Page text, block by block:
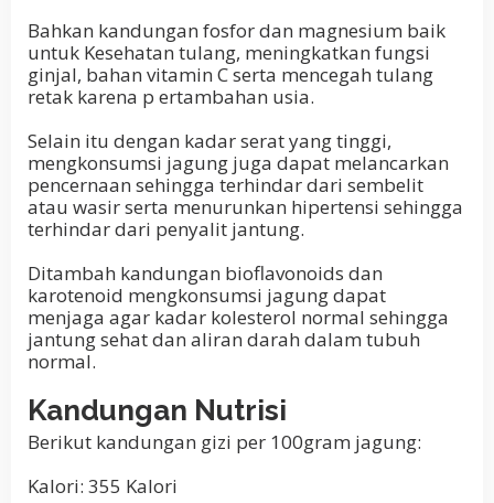
Bahkan kandungan fosfor dan magnesium baik
untuk Kesehatan tulang, meningkatkan fungsi
ginjal, bahan vitamin C serta mencegah tulang
retak karena p ertambahan usia.
Selain itu dengan kadar serat yang tinggi,
mengkonsumsi jagung juga dapat melancarkan
pencernaan sehingga terhindar dari sembelit
atau wasir serta menurunkan hipertensi sehingga
terhindar dari penyalit jantung.
Ditambah kandungan bioflavonoids dan
karotenoid mengkonsumsi jagung dapat
menjaga agar kadar kolesterol normal sehingga
jantung sehat dan aliran darah dalam tubuh
normal.
Kandungan Nutrisi
Berikut kandungan gizi per 100gram jagung:
Kalori: 355 Kalori